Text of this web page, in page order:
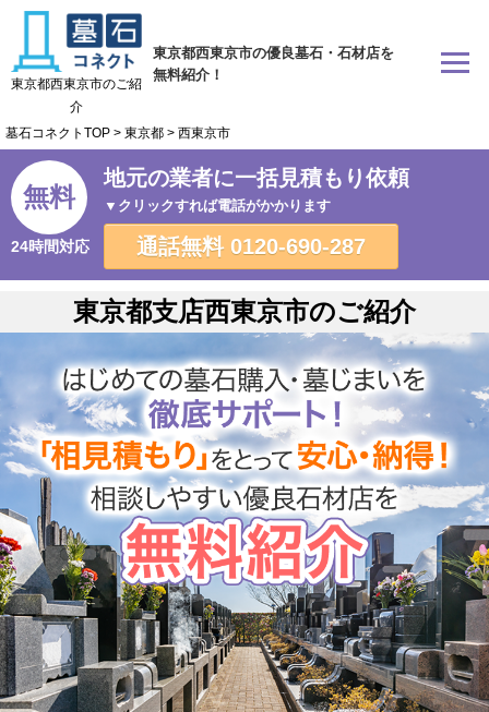
東京都西東京市の優良墓石・石材店を
無料紹介！
東京都西東京市のご紹
介
墓石コネクトTOP > 東京都 > 西東京市
無料
24時間対応
地元の業者に一括見積もり依頼
▼クリックすれば電話がかかります
通話無料 0120-690-287
東京都支店西東京市のご紹介